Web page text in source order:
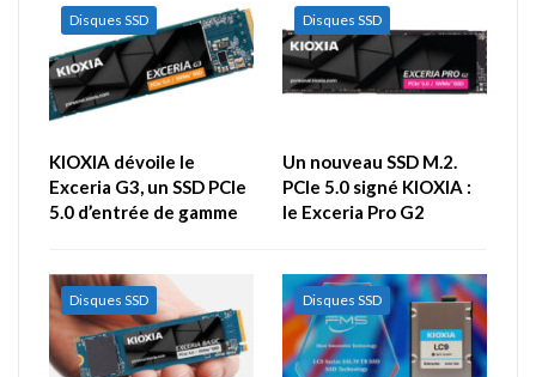
Disques SSD
KIOXIA dévoile le
Exceria G3, un SSD PCIe
5.0 d’entrée de gamme
Disques SSD
Un nouveau SSD M.2.
PCIe 5.0 signé KIOXIA :
le Exceria Pro G2
Disques SSD Disques SSD